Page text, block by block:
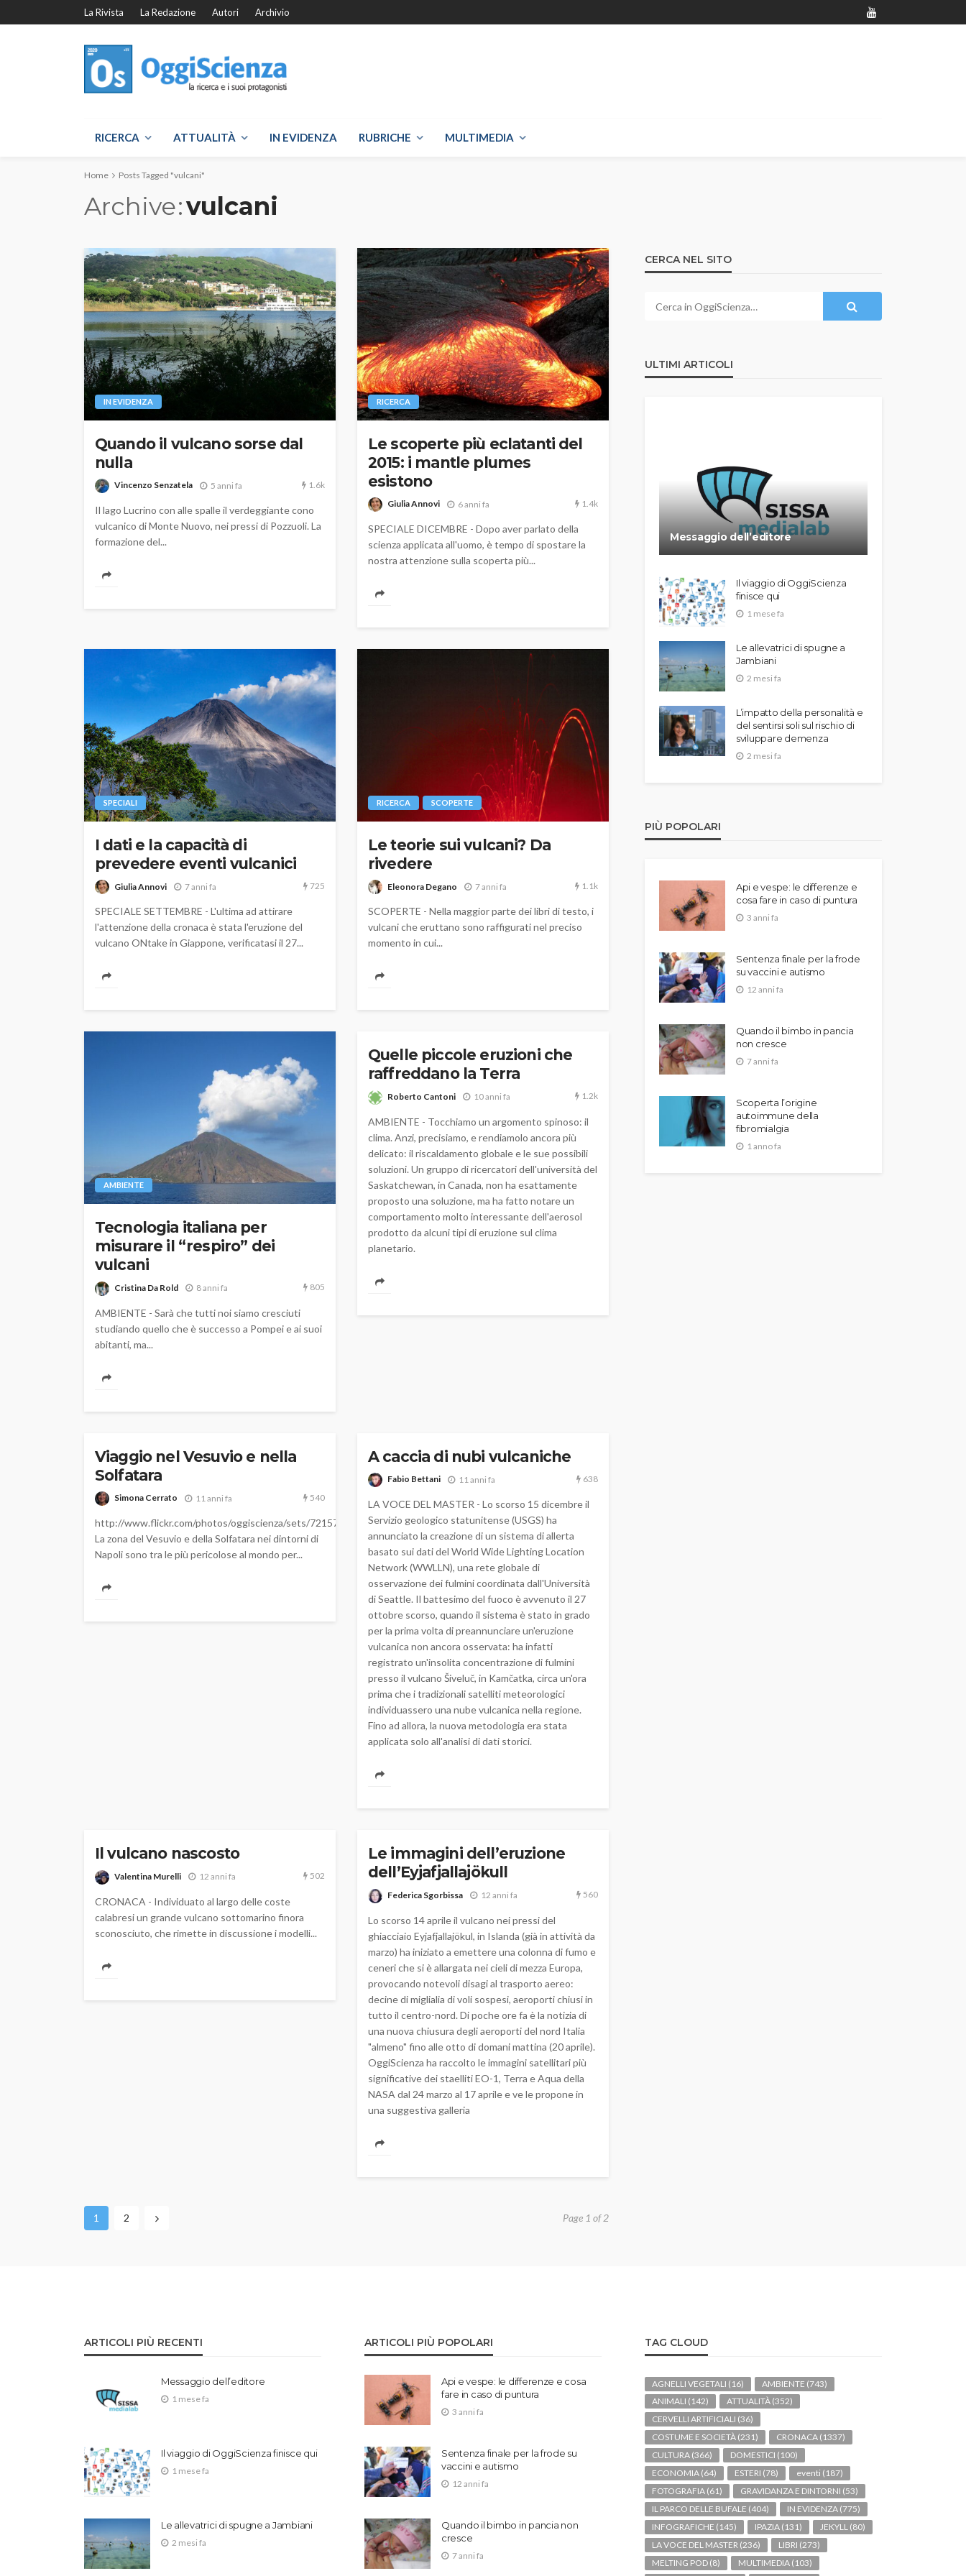
La Rivista La Redazione Autori Archivio
RICERCA ATTUALITÀ IN EVIDENZA RUBRICHE MULTIMEDIA
Home Posts Tagged "vulcani"
Archive vulcani
IN EVIDENZA
Quando il vulcano sorse dal
nulla
Vincenzo Senzatela 5 anni fa 1.6k
Il lago Lucrino con alle spalle il verdeggiante cono
vulcanico di Monte Nuovo, nei pressi di Pozzuoli. La
formazione del...
RICERCA
Le scoperte più eclatanti del
2015: i mantle plumes
esistono
Giulia Annovi 6 anni fa 1.4k
SPECIALE DICEMBRE - Dopo aver parlato della
scienza applicata all'uomo, è tempo di spostare la
nostra attenzione sulla scoperta più...
SPECIALI
I dati e la capacità di
prevedere eventi vulcanici
Giulia Annovi 7 anni fa 725
SPECIALE SETTEMBRE - L'ultima ad attirare
l'attenzione della cronaca è stata l'eruzione del
vulcano ONtake in Giappone, verificatasi il 27...
RICERCA SCOPERTE
Le teorie sui vulcani? Da
rivedere
Eleonora Degano 7 anni fa 1.1k
SCOPERTE - Nella maggior parte dei libri di testo, i
vulcani che eruttano sono raffigurati nel preciso
momento in cui...
AMBIENTE
Tecnologia italiana per
misurare il “respiro” dei
vulcani
Cristina Da Rold 8 anni fa 805
AMBIENTE - Sarà che tutti noi siamo cresciuti
studiando quello che è successo a Pompei e ai suoi
abitanti, ma...
Quelle piccole eruzioni che
raffreddano la Terra
Roberto Cantoni 10 anni fa 1.2k
AMBIENTE - Tocchiamo un argomento spinoso: il
clima. Anzi, precisiamo, e rendiamolo ancora più
delicato: il riscaldamento globale e le sue possibili
soluzioni. Un gruppo di ricercatori dell'università del
Saskatchewan, in Canada, non ha esattamente
proposto una soluzione, ma ha fatto notare un
comportamento molto interessante dell'aerosol
prodotto da alcuni tipi di eruzione sul clima
planetario.
Viaggio nel Vesuvio e nella
Solfatara
Simona Cerrato 11 anni fa 540
http://www.flickr.com/photos/oggiscienza/sets/72157626426884797/show/
La zona del Vesuvio e della Solfatara nei dintorni di
Napoli sono tra le più pericolose al mondo per...
A caccia di nubi vulcaniche
Fabio Bettani 11 anni fa 638
LA VOCE DEL MASTER - Lo scorso 15 dicembre il
Servizio geologico statunitense (USGS) ha
annunciato la creazione di un sistema di allerta
basato sui dati del World Wide Lighting Location
Network (WWLLN), una rete globale di
osservazione dei fulmini coordinata dall'Università
di Seattle. Il battesimo del fuoco è avvenuto il 27
ottobre scorso, quando il sistema è stato in grado
per la prima volta di preannunciare un'eruzione
vulcanica non ancora osservata: ha infatti
registrato un'insolita concentrazione di fulmini
presso il vulcano Šiveluč, in Kamčatka, circa un'ora
prima che i tradizionali satelliti meteorologici
individuassero una nube vulcanica nella regione.
Fino ad allora, la nuova metodologia era stata
applicata solo all'analisi di dati storici.
Il vulcano nascosto
Valentina Murelli 12 anni fa 502
CRONACA - Individuato al largo delle coste
calabresi un grande vulcano sottomarino finora
sconosciuto, che rimette in discussione i modelli...
Le immagini dell’eruzione
dell’Eyjafjallajökull
Federica Sgorbissa 12 anni fa 560
Lo scorso 14 aprile il vulcano nei pressi del
ghiacciaio Eyjafjallajökul, in Islanda (già in attività da
marzo) ha iniziato a emettere una colonna di fumo e
ceneri che si è allargata nei cieli di mezza Europa,
provocando notevoli disagi al trasporto aereo:
decine di miglialia di voli sospesi, aeroporti chiusi in
tutto il centro-nord. Di poche ore fa è la notizia di
una nuova chiusura degli aeroporti del nord Italia
"almeno" fino alle otto di domani mattina (20 aprile).
OggiScienza ha raccolto le immagini satellitari più
significative dei staelliti EO-1, Terra e Aqua della
NASA dal 24 marzo al 17 aprile e ve le propone in
una suggestiva galleria
1 2 Page 1 of 2
CERCA NEL SITO
ULTIMI ARTICOLI
Messaggio dell’editore
Il viaggio di OggiScienza
finisce qui
1 mese fa
Le allevatrici di spugne a
Jambiani
2 mesi fa
L’impatto della personalità e
del sentirsi soli sul rischio di
sviluppare demenza
2 mesi fa
PIÙ POPOLARI
Api e vespe: le differenze e
cosa fare in caso di puntura
3 anni fa
Sentenza finale per la frode
su vaccini e autismo
12 anni fa
Quando il bimbo in pancia
non cresce
7 anni fa
Scoperta l’origine
autoimmune della
fibromialgia
1 anno fa
ARTICOLI PIÙ RECENTI
Messaggio dell’editore
1 mese fa
Il viaggio di OggiScienza finisce qui
1 mese fa
Le allevatrici di spugne a Jambiani
2 mesi fa
ARTICOLI PIÙ POPOLARI
Api e vespe: le differenze e cosa
fare in caso di puntura
3 anni fa
Sentenza finale per la frode su
vaccini e autismo
12 anni fa
Quando il bimbo in pancia non
cresce
7 anni fa
TAG CLOUD
AGNELLI VEGETALI (16) AMBIENTE (743)
ANIMALI (142) ATTUALITÀ (352)
CERVELLI ARTIFICIALI (36)
COSTUME E SOCIETÀ (231) CRONACA (1337)
CULTURA (366) DOMESTICI (100)
ECONOMIA (64) ESTERI (78) eventi (187)
FOTOGRAFIA (61) GRAVIDANZA E DINTORNI (53)
IL PARCO DELLE BUFALE (404) IN EVIDENZA (775)
INFOGRAFICHE (145) IPAZIA (131) JEKYLL (80)
LA VOCE DEL MASTER (236) LIBRI (273)
MELTING POD (8) MULTIMEDIA (103)